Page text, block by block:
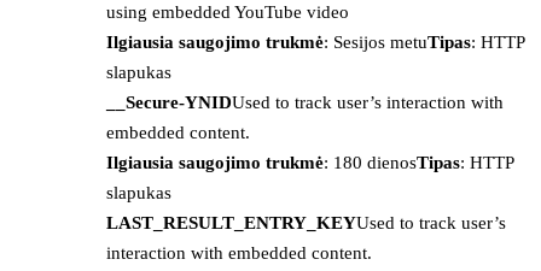
using embedded YouTube video
Ilgiausia saugojimo trukmė: Sesijos metuTipas: HTTP
slapukas
__Secure-YNIDUsed to track user’s interaction with
embedded content.
Ilgiausia saugojimo trukmė: 180 dienosTipas: HTTP
slapukas
LAST_RESULT_ENTRY_KEYUsed to track user’s
interaction with embedded content.